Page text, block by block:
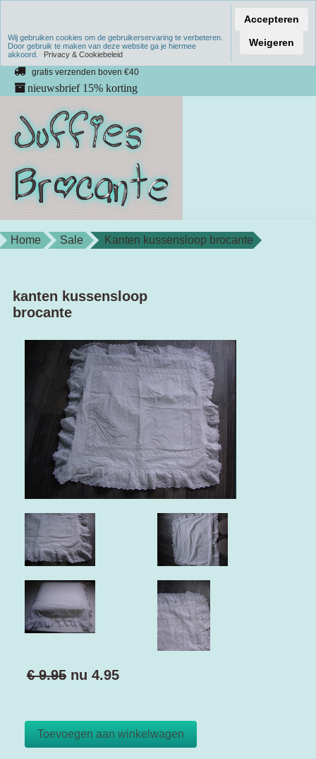
Verzenden binnen 1 werkdag
unieke producten
gratis verzenden boven €40
nieuwsbrief 15% korting
Home Sale Kanten kussensloop brocante
kanten kussensloop
brocante
€ 9.95 nu 4.95
Wij gebruiken cookies om de gebruikerservaring te verbeteren.
Door gebruik te maken van deze website ga je hiermee
akkoord.
Privacy & Cookiebeleid
Accepteren
Weigeren